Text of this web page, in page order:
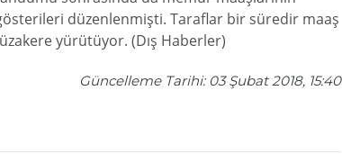
düzenlenmişti. Taraflar bir süredir maaş
yürütüyor. (Dış Haberler)
Güncelleme Tarihi: 03 Şubat 2018, 15:40